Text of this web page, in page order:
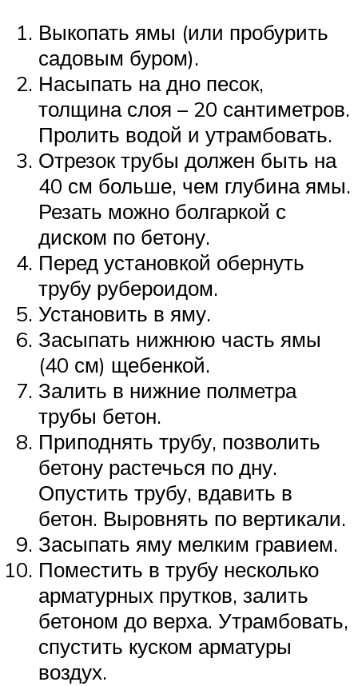
Выкопать ямы (или пробурить
садовым буром).
Насыпать на дно песок,
толщина слоя – 20 сантиметров.
Пролить водой и утрамбовать.
Отрезок трубы должен быть на
40 см больше, чем глубина ямы.
Резать можно болгаркой с
диском по бетону.
Перед установкой обернуть
трубу рубероидом.
Установить в яму.
Засыпать нижнюю часть ямы
(40 см) щебенкой.
Залить в нижние полметра
трубы бетон.
Приподнять трубу, позволить
бетону растечься по дну.
Опустить трубу, вдавить в
бетон. Выровнять по вертикали.
Засыпать яму мелким гравием.
Поместить в трубу несколько
арматурных прутков, залить
бетоном до верха. Утрамбовать,
спустить куском арматуры
воздух.